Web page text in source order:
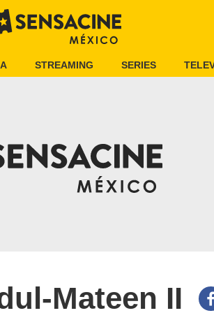
STREAMING SERIES
Mateen II